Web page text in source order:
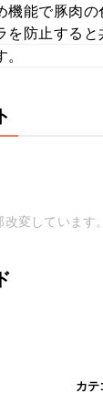
機能で豚肉
防止すると
変しています。
カテ